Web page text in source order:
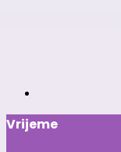
Vrijeme